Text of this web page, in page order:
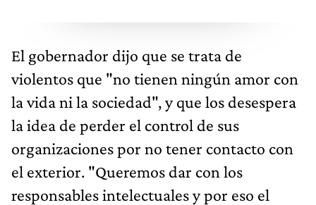
El gobernador dijo que se trata de
violentos que "no tienen ningún amor con
la vida ni la sociedad", y que los desespera
la idea de perder el control de sus
organizaciones por no tener contacto con
el exterior. "Queremos dar con los
responsables intelectuales y por eso el